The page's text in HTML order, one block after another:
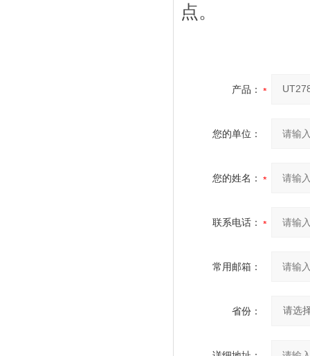
点。
产品：
您的单位：
您的姓名：
联系电话：
常用邮箱：
省份：